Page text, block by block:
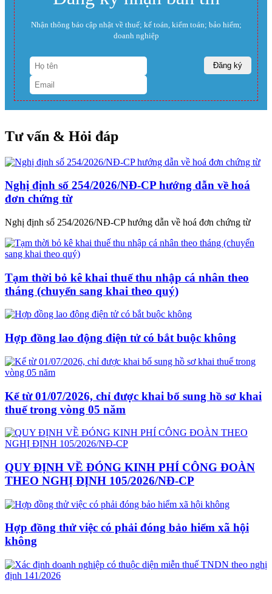
Nhận thông báo cập nhật về thuế; kế toán, kiểm toán; bảo hiểm;
doanh nghiệp
Tư vấn & Hỏi đáp
Nghị định số 254/2026/NĐ-CP hướng dẫn về hoá
đơn chứng từ
Nghị định số 254/2026/NĐ-CP hướng dẫn về hoá đơn chứng từ
Tạm thời bỏ kê khai thuế thu nhập cá nhân theo
tháng (chuyển sang khai theo quý)
Hợp đồng lao động điện tử có bắt buộc không
Kể từ 01/07/2026, chỉ được khai bổ sung hồ sơ khai
thuế trong vòng 05 năm
QUY ĐỊNH VỀ ĐÓNG KINH PHÍ CÔNG ĐOÀN
THEO NGHỊ ĐỊNH 105/2026/NĐ-CP
Hợp đồng thử việc có phải đóng bảo hiểm xã hội
không